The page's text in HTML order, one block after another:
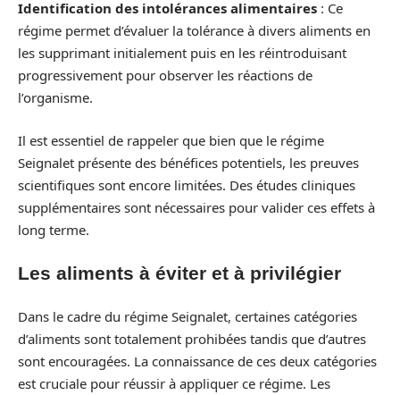
Identification des intolérances alimentaires : Ce
régime permet d’évaluer la tolérance à divers aliments en
les supprimant initialement puis en les réintroduisant
progressivement pour observer les réactions de
l’organisme.
Il est essentiel de rappeler que bien que le régime
Seignalet présente des bénéfices potentiels, les preuves
scientifiques sont encore limitées. Des études cliniques
supplémentaires sont nécessaires pour valider ces effets à
long terme.
Les aliments à éviter et à privilégier
Dans le cadre du régime Seignalet, certaines catégories
d’aliments sont totalement prohibées tandis que d’autres
sont encouragées. La connaissance de ces deux catégories
est cruciale pour réussir à appliquer ce régime. Les